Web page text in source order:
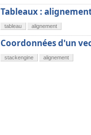
Tableaux :
tableau alignement
Coordonnées d'un
stackengine alignement